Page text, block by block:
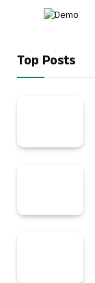
Top Posts